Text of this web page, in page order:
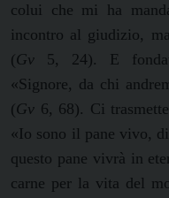
colui che mi ha
incontro al giudizio,
( Gv 5, 24). E
«Signore, da chi
( Gv 6, 68). Ci
«Io sono il pane vivo,
questo pane vivrà in
carne per la vita del